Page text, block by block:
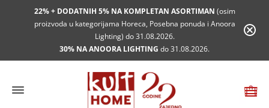
22% + DODATNIH 5% NA KOMPLETAN ASORTIMAN (osim
proizvoda u kategorijama Horeca, Posebna ponuda i Anoora
Lighting) do 31.08.2026.
30% NA ANOORA LIGHTING do 31.08.2026.